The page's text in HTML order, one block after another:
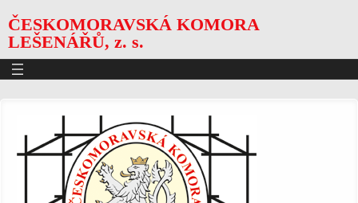
ČESKOMORAVSKÁ KOMORA
LEŠENÁŘŮ, z. s.